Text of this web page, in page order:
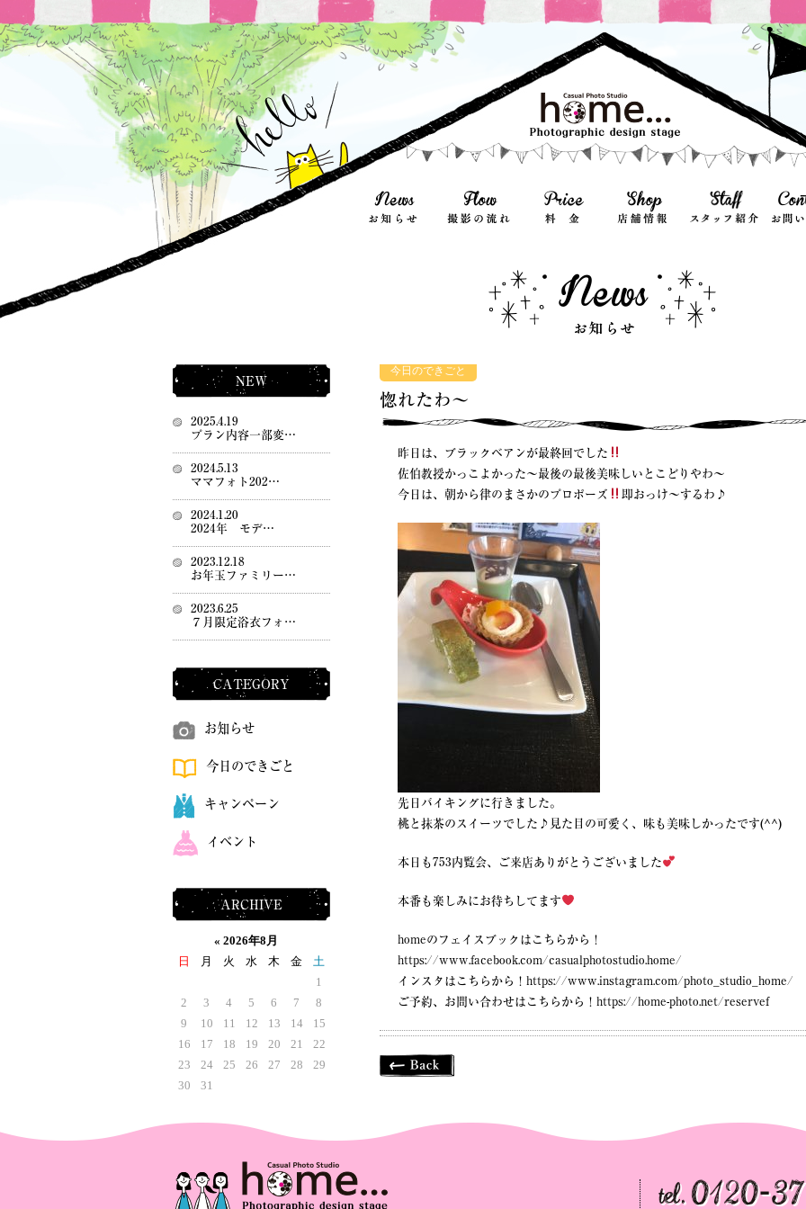
今日のできごと
惚れたわ〜
昨日は、ブラックベアンが最終回でした
佐伯教授かっこよかった〜最後の最後美味しいとこどりやわ〜
今日は、朝から律のまさかのプロポーズ
即おっけ〜するわ♪
先日バイキングに行きました。
桃と抹茶のスイーツでした♪見た目の可愛く、味も美味しかったです(^^)
本日も753内覧会、ご来店ありがとうございました
本番も楽しみにお待ちしてます
homeのフェイスブックはこちらから！
https://www.facebook.com/casualphotostudio.home/
インスタはこちらから！ https://www.instagram.com/photo_studio_home/
ご予約、お問い合わせはこちらから！ https://home-photo.net/reservef
NEW
2025.4.19
プラン内容一部変…
2024.5.13
ママフォト202…
2024.1.20
2024年 モデ…
2023.12.18
お年玉ファミリー…
2023.6.25
７月限定浴衣フォ…
CATEGORY
お知らせ
今日のできごと
キャンペーン
イベント
ARCHIVE
« 2026年8月
日
月 火 水 木 金
土
1
2
3 4 5 6 7
8
9
10 11 12 13 14
15
16
17 18 19 20 21
22
23
24 25 26 27 28
29
30
31